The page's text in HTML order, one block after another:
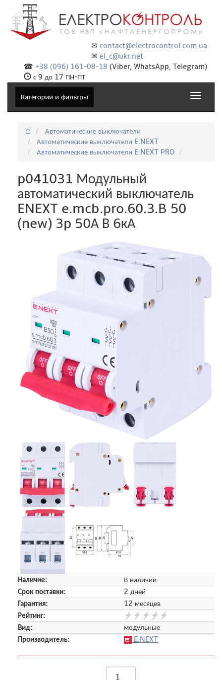
✉ contact@electrocontrol.com.ua
✉ el_c@ukr.net
☎ +38 (096) 161-08-18 (Viber, WhatsApp, Telegram)
с 9 до 17 ПН-ПТ
Категории и фильтры
Toggle
⌂
Автоматические выключатели
Автоматические выключатели E.NEXT
Автоматические выключатели E.NEXT PRO
p041031 Модульный
автоматический выключатель
ENEXT e.mcb.pro.60.3.B 50
(new) 3p 50А В 6кА
Наличие:
В наличии
Срок поставки:
2 дней
Гарантия:
12 месяцев
Рейтинг:
Вид:
модульные
Производитель:
E.NEXT